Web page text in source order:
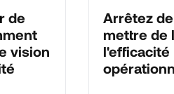
de
vision
Arrêtez
mettre de
l'efficacité